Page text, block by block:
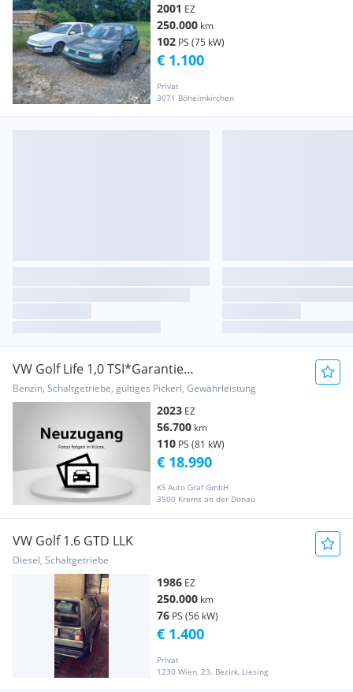
2001 EZ
250.000 km
102 PS (75 kW)
Privat
3071 Böheimkirchen
€ 1.100
VW Golf Life 1,0 TSI*Garantie
5j./100.000km*Virtua...
Benzin, Schaltgetriebe, gültiges Pickerl, Gewährleistung
2023 EZ
56.700 km
110 PS (81 kW)
KS Auto Graf GmbH
3500 Krems an der Donau
€ 18.990
VW Golf 1.6 GTD LLK
Diesel, Schaltgetriebe
1986 EZ
250.000 km
76 PS (56 kW)
Privat
1230 Wien, 23. Bezirk, Liesing
€ 1.400